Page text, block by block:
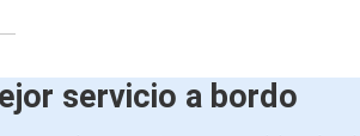
servicio a bordo